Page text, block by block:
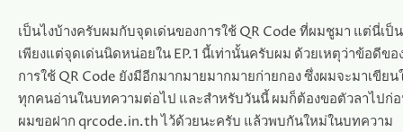
เป็นไงบ้างครับผมกับจุดเด่นของการใช้ QR Code ที่ผมชูมา แต่นี่เป็น
เพียงแต่จุดเด่นนิดหน่อยใน EP.1 นี้เท่านั้นครับผม ด้วยเหตุว่าข้อดีขอ
การใช้ QR Code ยังมีอีกมากมายมากมายก่ายกอง ซึ่งผมจะมาเขียน
ทุกคนอ่านในบทความต่อไป และสำหรับวันนี้ ผมก็ต้องขอตัวลาไปก่
ผมขอฝาก qrcode.in.th ไว้ด้วยนะครับ แล้วพบกันใหม่ในบทความ